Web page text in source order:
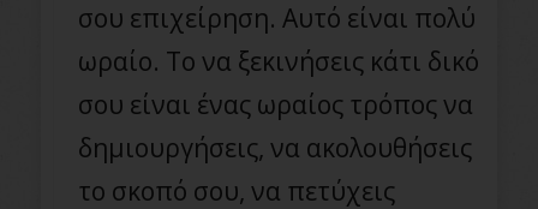
σου επιχείρηση. Αυτό είναι πολύ
ωραίο. Το να ξεκινήσεις κάτι δικό
σου είναι ένας ωραίος τρόπος να
δημιουργήσεις, να ακολουθήσεις
το σκοπό σου, να πετύχεις